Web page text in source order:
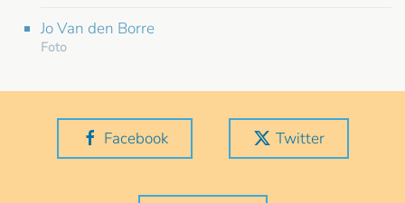
Jo Van den Borre
Foto
Facebook Twitter